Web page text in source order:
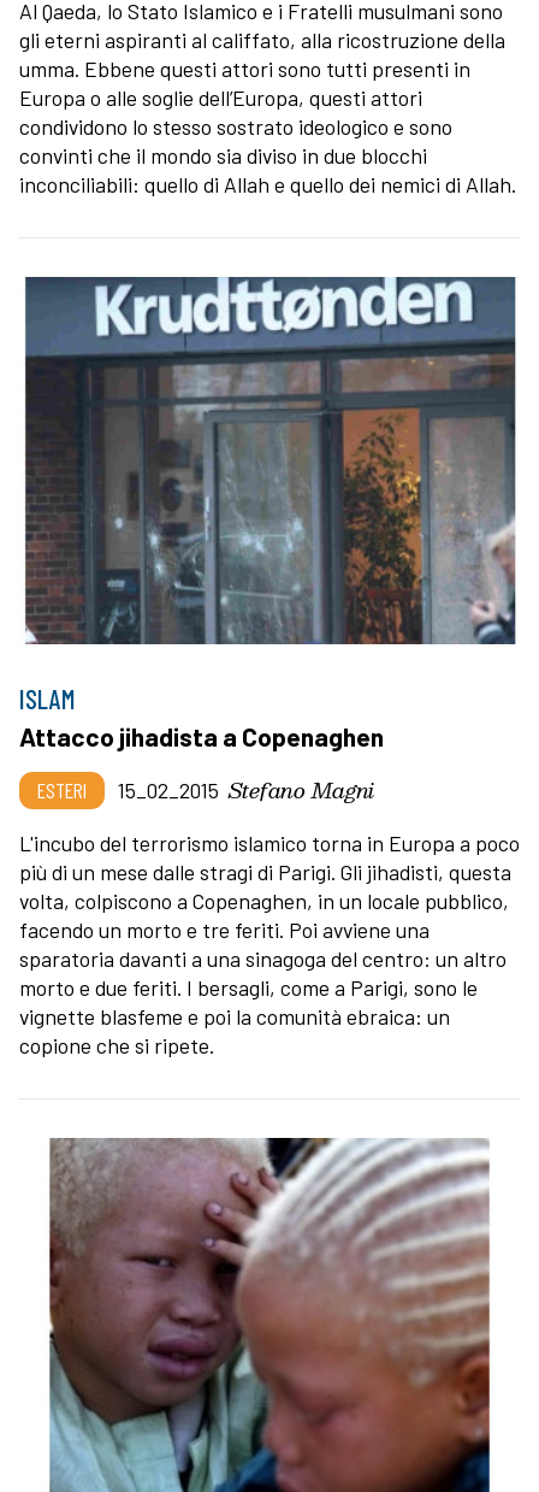
Al Qaeda, lo Stato Islamico e i Fratelli musulmani sono
gli eterni aspiranti al califfato, alla ricostruzione della
umma. Ebbene questi attori sono tutti presenti in
Europa o alle soglie dell’Europa, questi attori
condividono lo stesso sostrato ideologico e sono
convinti che il mondo sia diviso in due blocchi
inconciliabili: quello di Allah e quello dei nemici di Allah.
ISLAM
Attacco jihadista a Copenaghen
ESTERI 15_02_2015 Stefano Magni
L'incubo del terrorismo islamico torna in Europa a poco
più di un mese dalle stragi di Parigi. Gli jihadisti, questa
volta, colpiscono a Copenaghen, in un locale pubblico,
facendo un morto e tre feriti. Poi avviene una
sparatoria davanti a una sinagoga del centro: un altro
morto e due feriti. I bersagli, come a Parigi, sono le
vignette blasfeme e poi la comunità ebraica: un
copione che si ripete.